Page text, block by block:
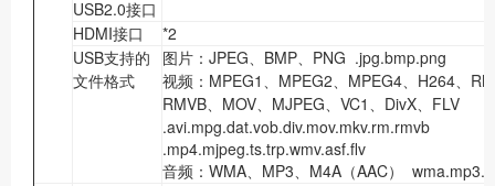
USB2.0接口
HDMI接口
*2
USB支持的
文件格式
图片：JPEG、BMP、PNG .jpg.bmp.png
视频：MPEG1、MPEG2、MPEG4、H264、
RMVB、MOV、MJPEG、VC1、DivX、FLV
.avi.mpg.dat.vob.div.mov.mkv.rm.rmvb
.mp4.mjpeg.ts.trp.wmv.asf.flv
音频：WMA、MP3、M4A（AAC）